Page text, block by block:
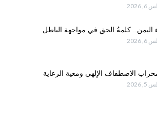
اليمن.. كلمةُ الحق في مواجهة الباطل
الاصطفاف الإلهي ومعية الرعاية